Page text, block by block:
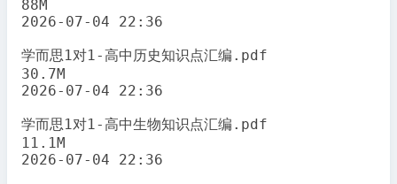
88M
2026-07-04 22:36
学而思1对1-高中历史知识点汇编.pdf
30.7M
2026-07-04 22:36
学而思1对1-高中生物知识点汇编.pdf
11.1M
2026-07-04 22:36